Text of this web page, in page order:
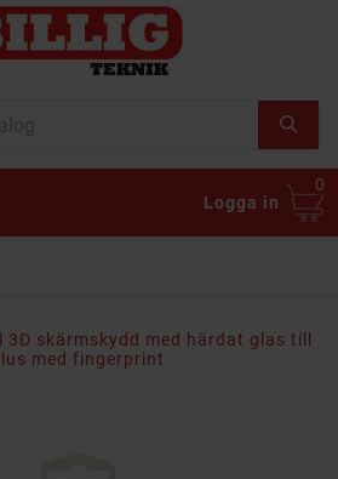
Logga in
0
3D skärmskydd med härdat glas till
med fingerprint